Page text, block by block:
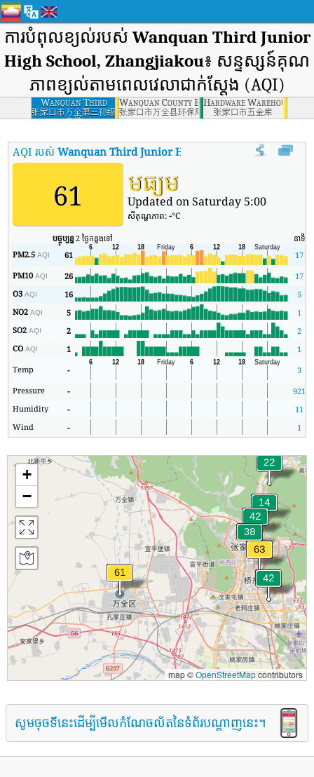
ការបំពុលខ្យល់របស់ Wanquan Third Junior
High School, Zhangjiakou៖ សន្ទស្សន៍គុណ
ភាពខ្យល់តាមពេលវេលាជាក់ស្តែង (AQI)
Wanquan Third
Junior High School,
Zhangjiakou
张家口市万全第三初级
中学
Wanquan County Environmental Protection
张家口市万全县环保局
Hardware Warehouse,
张家口市五金库
AQI របស់Wanquan Third Junior High School, Zhangjiakou
61 មធ្យម
Updated on Saturday 5:00
សីតុណ្ហភាព:-°C
បច្ចុប្បន្ន2 ថ្ងៃកន្លងទៅ នាទី
PM2.5AQI 61 17
PM10AQI 26 17
O3AQI 16 5
NO2AQI 5 1
SO2AQI 2
2
COAQI 1
1
Temp
- 3
Pressure
- 921
Humidity
- 11
Wind
- 1
+
−
map ©OpenStreetMapcontributors
សូមចុចទីនេះដើម្បីមើលកំណែចល័តនៃទំព័របណ្តាញនេះ។